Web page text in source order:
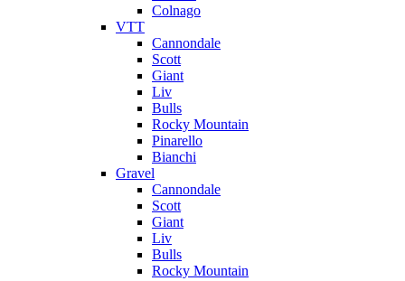
Colnago
VTT
Cannondale
Scott
Giant
Liv
Bulls
Rocky Mountain
Pinarello
Bianchi
Gravel
Cannondale
Scott
Giant
Liv
Bulls
Rocky Mountain